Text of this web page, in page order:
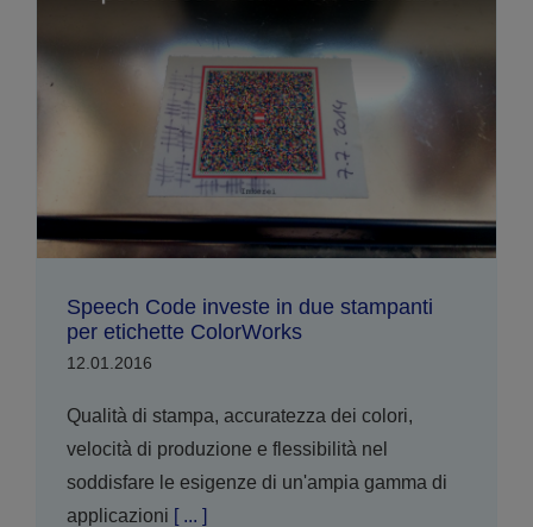
Speech Code investe in due stampanti
per etichette ColorWorks
12.01.2016
Qualità di stampa, accuratezza dei colori,
velocità di produzione e flessibilità nel
soddisfare le esigenze di un'ampia gamma di
applicazioni [ ... ]